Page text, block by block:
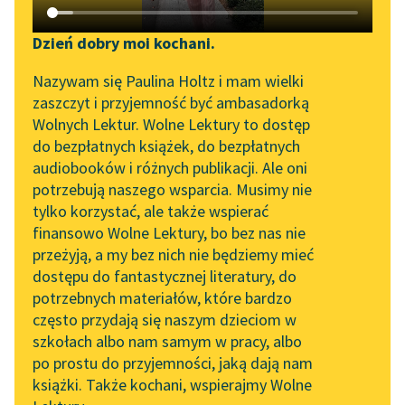
Katalog DAISY
Podkasty o książkach
Zgłoś brak utworu
Aktualności
Zapraszamy na spotkanie
online z tłumaczkami
literatury skandynawskiej
Spotkanie z Katarzyną
Tunkiel w Oslo
Wolne Lektury na 32.
Pol’and’Rock Festivalu
„Kochanek Lady
Chatterley” do słuchania
na Wolnych Lekturach
Nowy audiobook –
Narzędzia
Mapa Wolnych Lektur
Leśmianator
Przewodnik dla piszących i
czytających
API
OAI-PMH
Widget Wolnych Lektur
Przypisy
Dzień dobry moi kochani.
Nazywam się Paulina Holtz i mam wielki
zaszczyt i przyjemność być ambasadorką
Wolnych Lektur. Wolne Lektury to dostęp
do bezpłatnych książek, do bezpłatnych
audiobooków i różnych publikacji. Ale oni
potrzebują naszego wsparcia. Musimy nie
tylko korzystać, ale także wspierać
finansowo Wolne Lektury, bo bez nas nie
przeżyją, a my bez nich nie będziemy mieć
dostępu do fantastycznej literatury, do
potrzebnych materiałów, które bardzo
często przydają się naszym dzieciom w
szkołach albo nam samym w pracy, albo
po prostu do przyjemności, jaką dają nam
książki. Także kochani, wspierajmy Wolne
Poezje dla dzieci do lat 10, część II
Nasz świat
Dzień dobry
Czytanie
pobierz książkę
czytaj online